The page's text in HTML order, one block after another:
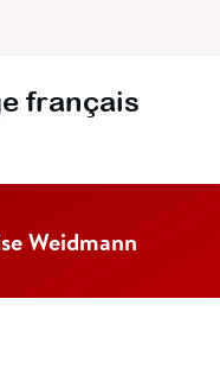
français
Weidmann